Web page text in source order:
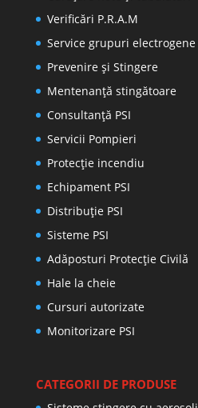
Verificări P.R.A.M
Service grupuri electrogene
Prevenire şi Stingere
Mentenanţă stingătoare
Consultanţă PSI
Servicii Pompieri
Protecţie incendiu
Echipament PSI
Distribuţie PSI
Sisteme PSI
Adăposturi Protecție Civilă
Hale la cheie
Cursuri autorizate
Monitorizare PSI
CATEGORII DE PRODUSE